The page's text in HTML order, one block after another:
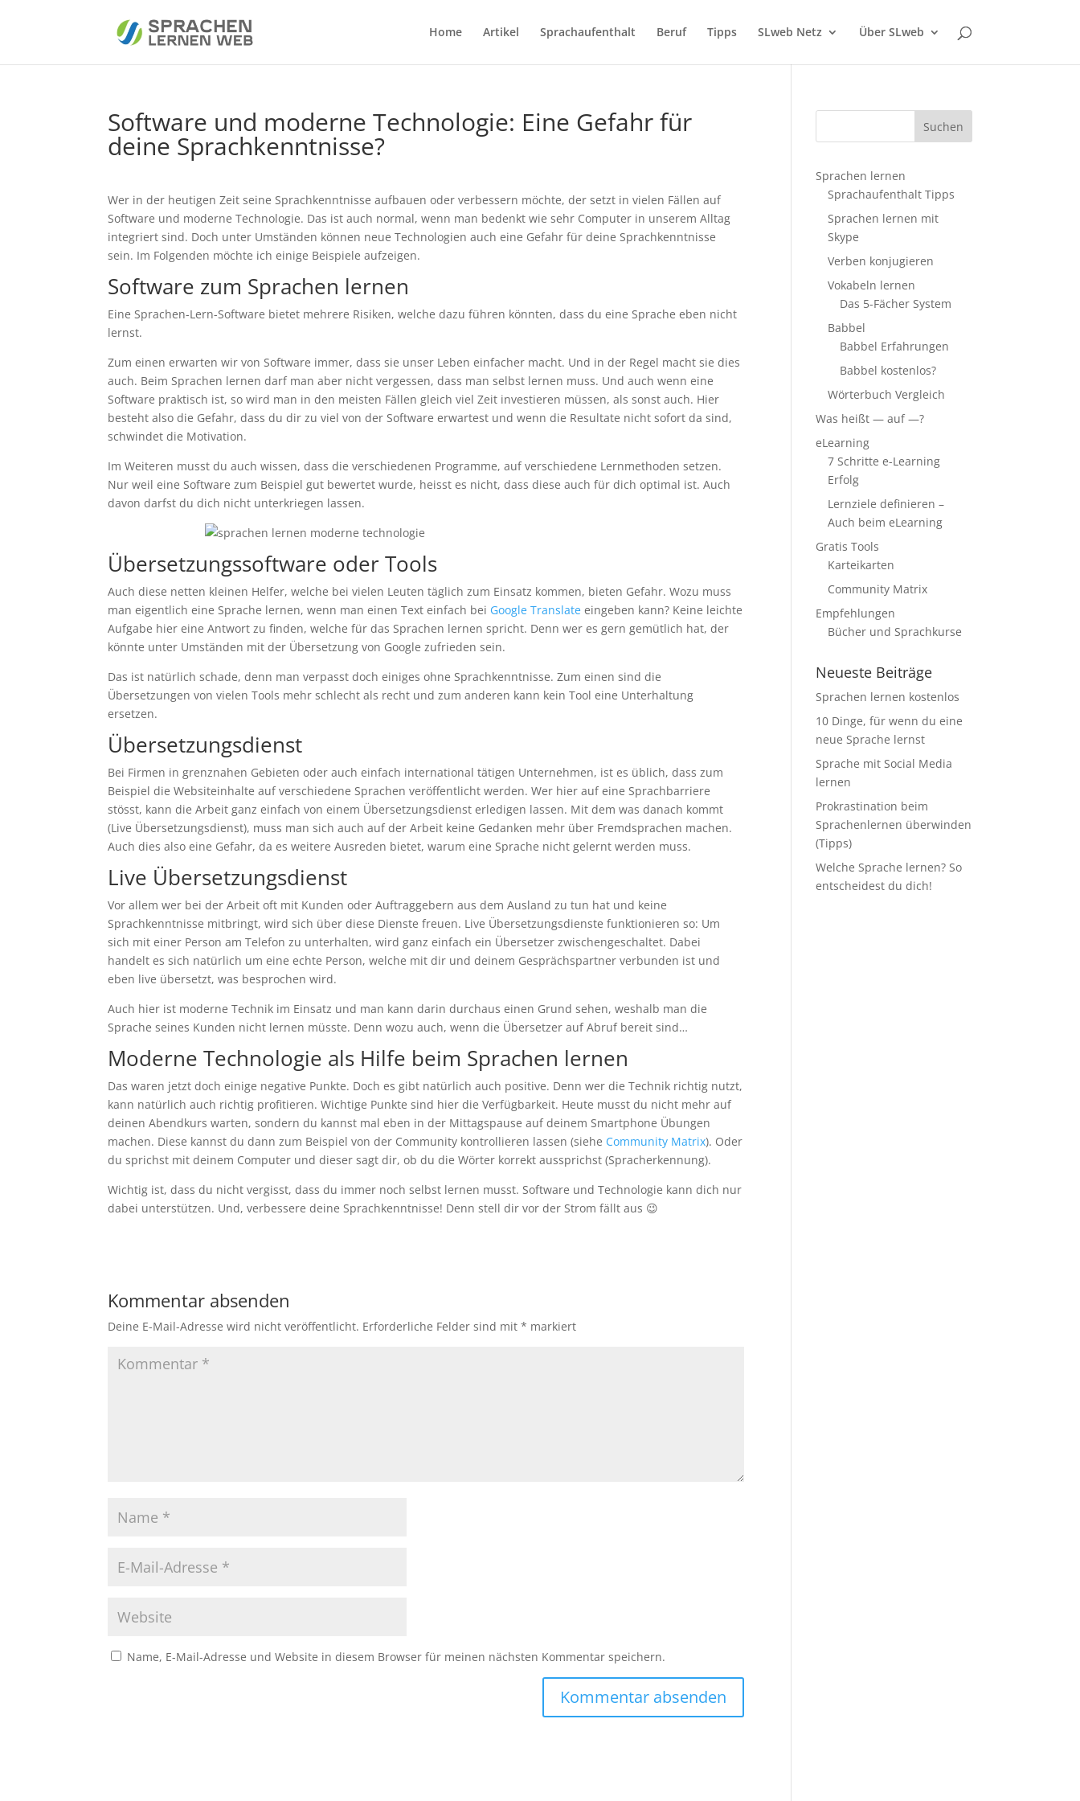
Home Artikel Sprachaufenthalt Beruf Tipps SLweb Netz Über SLweb
Software und moderne Technologie: Eine Gefahr für
deine Sprachkenntnisse?
Wer in der heutigen Zeit seine Sprachkenntnisse aufbauen oder verbessern möchte, der setzt in vielen Fällen auf
Software und moderne Technologie. Das ist auch normal, wenn man bedenkt wie sehr Computer in unserem Alltag
integriert sind. Doch unter Umständen können neue Technologien auch eine Gefahr für deine Sprachkenntnisse
sein. Im Folgenden möchte ich einige Beispiele aufzeigen.
Software zum Sprachen lernen
Eine Sprachen-Lern-Software bietet mehrere Risiken, welche dazu führen könnten, dass du eine Sprache eben nicht
lernst.
Zum einen erwarten wir von Software immer, dass sie unser Leben einfacher macht. Und in der Regel macht sie dies
auch. Beim Sprachen lernen darf man aber nicht vergessen, dass man selbst lernen muss. Und auch wenn eine
Software praktisch ist, so wird man in den meisten Fällen gleich viel Zeit investieren müssen, als sonst auch. Hier
besteht also die Gefahr, dass du dir zu viel von der Software erwartest und wenn die Resultate nicht sofort da sind,
schwindet die Motivation.
Im Weiteren musst du auch wissen, dass die verschiedenen Programme, auf verschiedene Lernmethoden setzen.
Nur weil eine Software zum Beispiel gut bewertet wurde, heisst es nicht, dass diese auch für dich optimal ist. Auch
davon darfst du dich nicht unterkriegen lassen.
Übersetzungssoftware oder Tools
Auch diese netten kleinen Helfer, welche bei vielen Leuten täglich zum Einsatz kommen, bieten Gefahr. Wozu muss
man eigentlich eine Sprache lernen, wenn man einen Text einfach bei Google Translate eingeben kann? Keine leichte
Aufgabe hier eine Antwort zu finden, welche für das Sprachen lernen spricht. Denn wer es gern gemütlich hat, der
könnte unter Umständen mit der Übersetzung von Google zufrieden sein.
Das ist natürlich schade, denn man verpasst doch einiges ohne Sprachkenntnisse. Zum einen sind die
Übersetzungen von vielen Tools mehr schlecht als recht und zum anderen kann kein Tool eine Unterhaltung
ersetzen.
Übersetzungsdienst
Bei Firmen in grenznahen Gebieten oder auch einfach international tätigen Unternehmen, ist es üblich, dass zum
Beispiel die Websiteinhalte auf verschiedene Sprachen veröffentlicht werden. Wer hier auf eine Sprachbarriere
stösst, kann die Arbeit ganz einfach von einem Übersetzungsdienst erledigen lassen. Mit dem was danach kommt
(Live Übersetzungsdienst), muss man sich auch auf der Arbeit keine Gedanken mehr über Fremdsprachen machen.
Auch dies also eine Gefahr, da es weitere Ausreden bietet, warum eine Sprache nicht gelernt werden muss.
Live Übersetzungsdienst
Vor allem wer bei der Arbeit oft mit Kunden oder Auftraggebern aus dem Ausland zu tun hat und keine
Sprachkenntnisse mitbringt, wird sich über diese Dienste freuen. Live Übersetzungsdienste funktionieren so: Um
sich mit einer Person am Telefon zu unterhalten, wird ganz einfach ein Übersetzer zwischengeschaltet. Dabei
handelt es sich natürlich um eine echte Person, welche mit dir und deinem Gesprächspartner verbunden ist und
eben live übersetzt, was besprochen wird.
Auch hier ist moderne Technik im Einsatz und man kann darin durchaus einen Grund sehen, weshalb man die
Sprache seines Kunden nicht lernen müsste. Denn wozu auch, wenn die Übersetzer auf Abruf bereit sind…
Moderne Technologie als Hilfe beim Sprachen lernen
Das waren jetzt doch einige negative Punkte. Doch es gibt natürlich auch positive. Denn wer die Technik richtig nutzt,
kann natürlich auch richtig profitieren. Wichtige Punkte sind hier die Verfügbarkeit. Heute musst du nicht mehr auf
deinen Abendkurs warten, sondern du kannst mal eben in der Mittagspause auf deinem Smartphone Übungen
machen. Diese kannst du dann zum Beispiel von der Community kontrollieren lassen (siehe Community Matrix). Oder
du sprichst mit deinem Computer und dieser sagt dir, ob du die Wörter korrekt aussprichst (Spracherkennung).
Wichtig ist, dass du nicht vergisst, dass du immer noch selbst lernen musst. Software und Technologie kann dich nur
dabei unterstützen. Und, verbessere deine Sprachkenntnisse! Denn stell dir vor der Strom fällt aus 😉
Kommentar absenden
Deine E-Mail-Adresse wird nicht veröffentlicht. Erforderliche Felder sind mit* markiert
Name, E-Mail-Adresse und Website in diesem Browser für meinen nächsten Kommentar speichern.
Sprachen lernen
Sprachaufenthalt Tipps
Sprachen lernen mit
Skype
Verben konjugieren
Vokabeln lernen
Das 5-Fächer System
Babbel
Babbel Erfahrungen
Babbel kostenlos?
Wörterbuch Vergleich
Was heißt — auf —?
eLearning
7 Schritte e-Learning
Erfolg
Lernziele definieren –
Auch beim eLearning
Gratis Tools
Karteikarten
Community Matrix
Empfehlungen
Bücher und Sprachkurse
Neueste Beiträge
Sprachen lernen kostenlos
10 Dinge, für wenn du eine
neue Sprache lernst
Sprache mit Social Media
lernen
Prokrastination beim
Sprachenlernen überwinden
(Tipps)
Welche Sprache lernen? So
entscheidest du dich!